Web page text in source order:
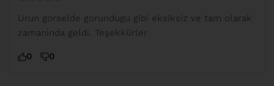
Urun gorselde gorundugu gibi eksiksiz ve tam olarak
zamaninda geldi. Teşekkürler
0 0